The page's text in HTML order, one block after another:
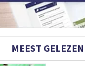
MEEST GELEZEN